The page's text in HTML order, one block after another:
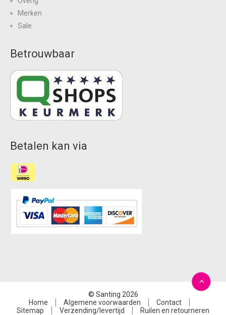
Merken
Sale
Betrouwbaar
Betalen kan via
© Santing 2026
Home
Algemene voorwaarden
Contact
Sitemap
Verzending/levertijd Ruilen en retourneren